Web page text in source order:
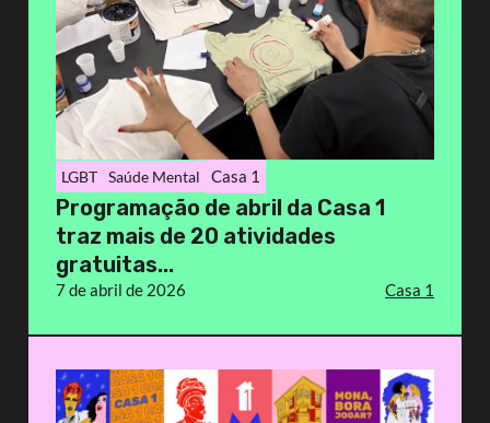
LGBT Saúde Mental Casa 1
Programação de abril da Casa 1
traz mais de 20 atividades
gratuitas...
7 de abril de 2026 Casa 1